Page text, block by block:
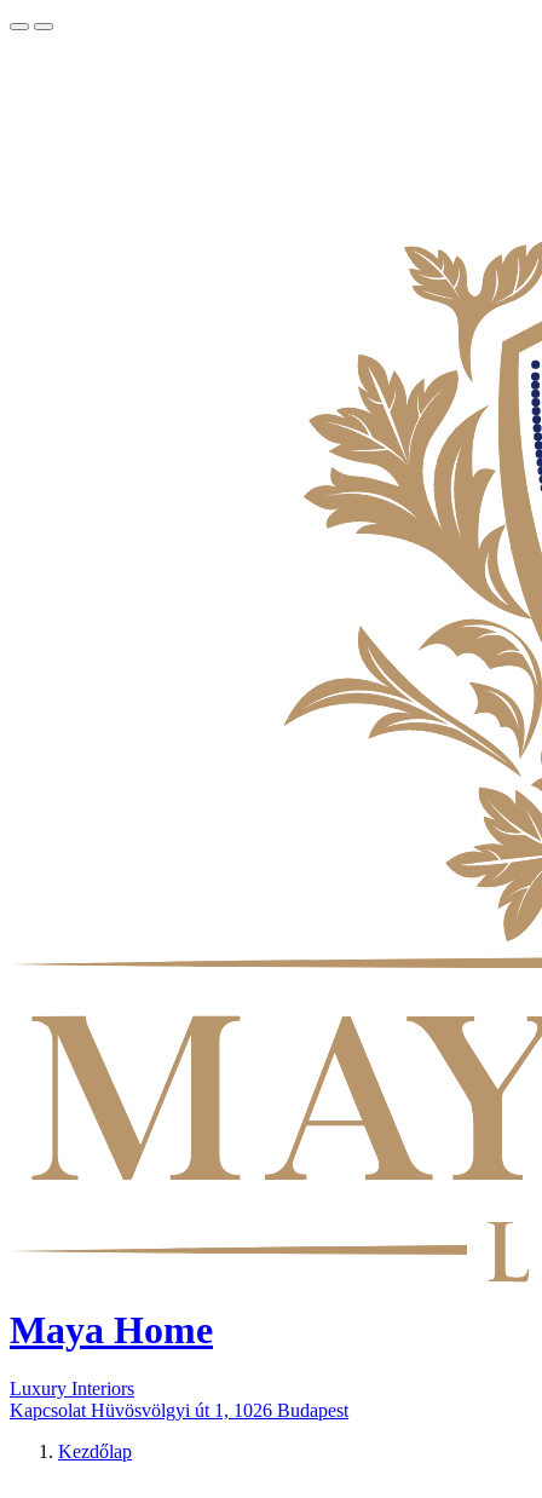
Maya Home
Luxury Interiors
Kapcsolat Hüvösvölgyi út 1, 1026 Budapest
Kezdőlap